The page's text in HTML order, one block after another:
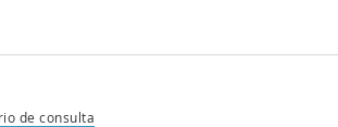
de consulta